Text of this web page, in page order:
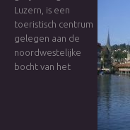
Luzern, is een
toeristisch centrum
gelegen aan de
noordwestelijke
bocht van het